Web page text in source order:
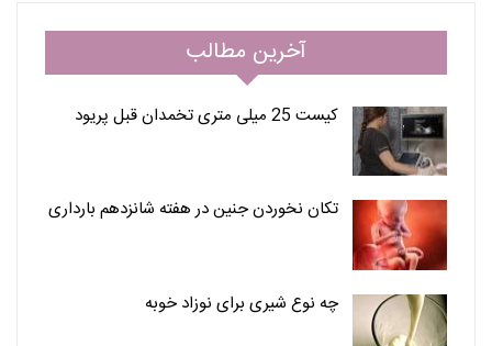
آخرین مطالب
کیست 25 میلی متری تخمدان قبل پریود
تکان نخوردن جنین در هفته شانزدهم بارداری
چه نوع شیری برای نوزاد خوبه